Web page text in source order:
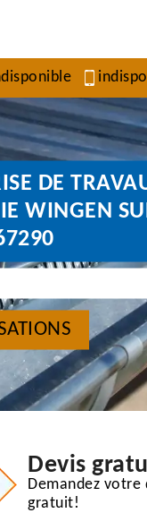
DE
WINGEN
Devis
Demandez votre
gratuit!